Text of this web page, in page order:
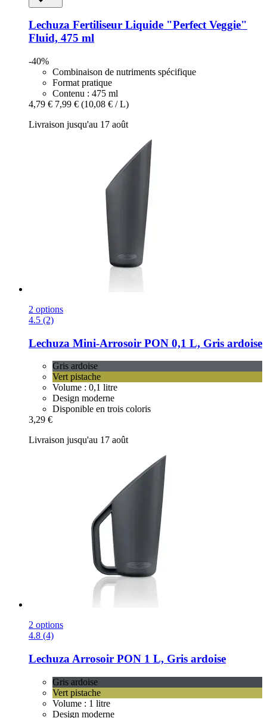
Lechuza Fertiliseur Liquide "Perfect Veggie"
Fluid, 475 ml
-40%
Combinaison de nutriments spécifique
Format pratique
Contenu : 475 ml
4,79 € 7,99 € (10,08 € / L)
Livraison jusqu'au 17 août
2 options
4.5 (2)
Lechuza Mini-​Arrosoir PON 0,1 L, Gris ardoise
Gris ardoise
Vert pistache
Volume : 0,1 litre
Design moderne
Disponible en trois coloris
3,29 €
Livraison jusqu'au 17 août
2 options
4.8 (4)
Lechuza Arrosoir PON 1 L, Gris ardoise
Gris ardoise
Vert pistache
Volume : 1 litre
Design moderne